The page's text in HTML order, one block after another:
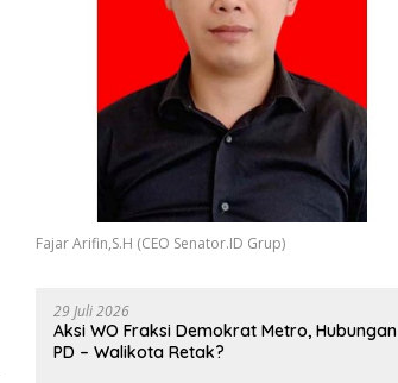
Fajar Arifin,S.H (CEO Senator.ID Grup)
29 Juli 2026
Aksi WO Fraksi Demokrat Metro, Hubungan
PD – Walikota Retak?